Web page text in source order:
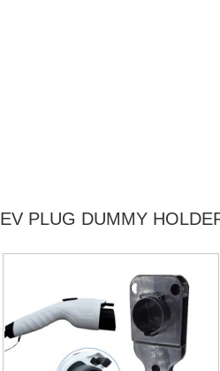
EV PLUG DUMMY